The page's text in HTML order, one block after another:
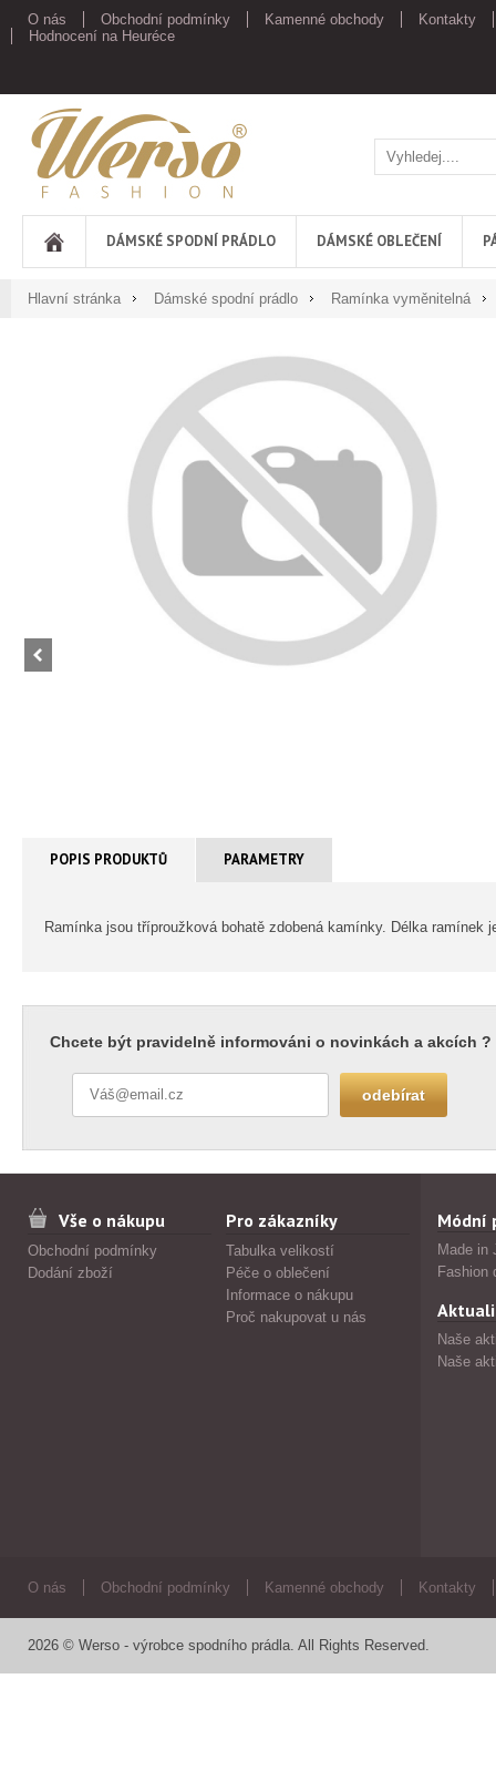
O nás Obchodní podmínky Kamenné obchody
Kontakty
Hodnocení na Heuréce
Werso
DÁMSKÉ SPODNÍ PRÁDLO DÁMSKÉ OBLEČENÍ
Hlavní stránka Dámské spodní prádlo Ramínka vyměnitelná
POPIS PRODUKTŮ PARAMETRY
Ramínka jsou tříproužková bohatě zdobená kamínky. Délka ramínek
Chcete být pravidelně informováni o novinkách a akcích ?
Vše o nákupu
Obchodní podmínky
Dodání zboží
Pro zákazníky
Tabulka velikostí
Péče o oblečení
Informace o nákupu
Proč nakupovat u nás
Módní
Made in
Fashion
Naše
Naše
O nás Obchodní podmínky Kamenné obchody Kontakty
2026 © Werso - výrobce spodního prádla. All Rights Reserved.